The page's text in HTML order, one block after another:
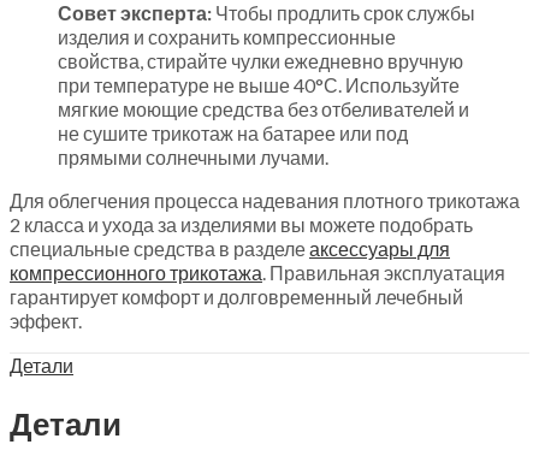
Совет эксперта: Чтобы продлить срок службы
изделия и сохранить компрессионные
свойства, стирайте чулки ежедневно вручную
при температуре не выше 40°С. Используйте
мягкие моющие средства без отбеливателей и
не сушите трикотаж на батарее или под
прямыми солнечными лучами.
Для облегчения процесса надевания плотного трикотажа
2 класса и ухода за изделиями вы можете подобрать
специальные средства в разделеаксессуары для
компрессионного трикотажа. Правильная эксплуатация
гарантирует комфорт и долговременный лечебный
эффект.
Детали
Детали